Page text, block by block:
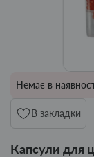
Немає в
В закладки
Капсули для